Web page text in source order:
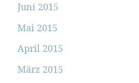
Juni 2015
Mai 2015
April 2015
März 2015